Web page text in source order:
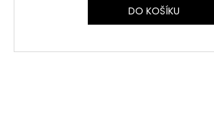
DO KOŠÍKU